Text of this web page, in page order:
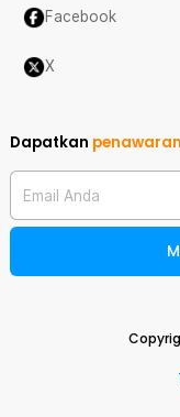
Facebook
X
Dapatkan
Email Anda